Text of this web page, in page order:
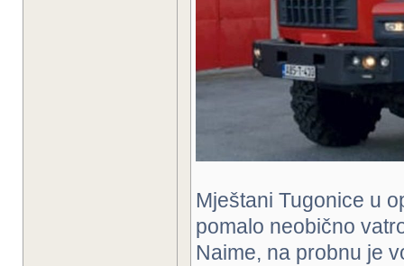
Mještani Tugonice u
pomalo neobično
Naime, na probnu je